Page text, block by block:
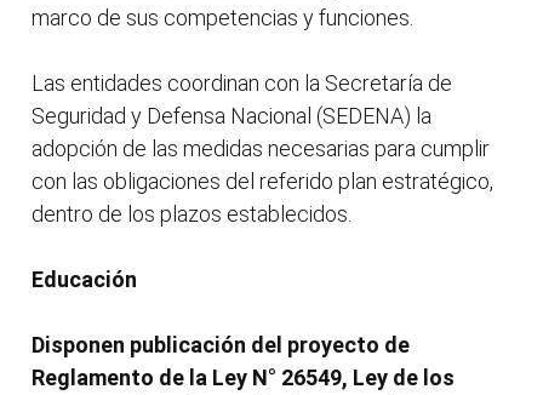
marco de sus competencias y funciones.
Las entidades coordinan con la Secretaría de
Seguridad y Defensa Nacional (SEDENA) la
adopción de las medidas necesarias para cumplir
con las obligaciones del referido plan estratégico,
dentro de los plazos establecidos.
Educación
Disponen publicación del proyecto de
Reglamento de la Ley N° 26549, Ley de los